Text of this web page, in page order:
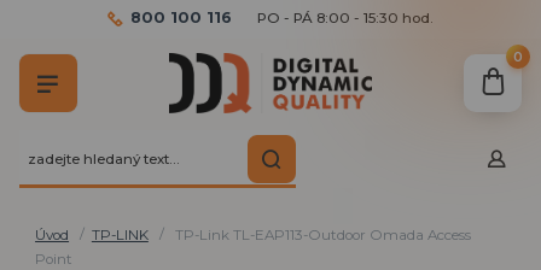
800 100 116 PO - PÁ 8:00 - 15:30 hod.
0
Úvod TP-LINK
TP-Link TL-EAP113-Outdoor Omada Access
Point